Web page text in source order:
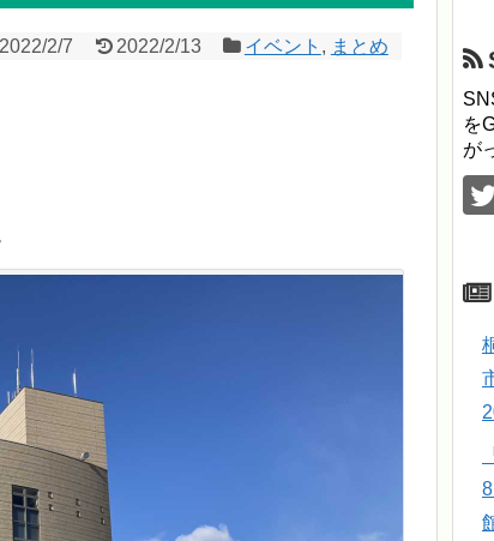
2022/2/7 2022/2/13 イベント , まとめ
を
が